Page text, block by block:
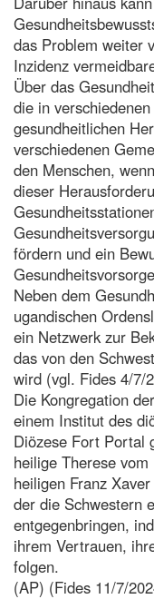
das Problem weiter
Inzidenz
Über das
die in
gesundheitlichen
verschiedenen
den Menschen,
dieser
fördern und ein
Neben dem
ugandischen
ein Netzwerk zur
das von den
wird (vgl. Fides 4/7/
Die Kongregation
einem Institut des
Diözese Fort Portal
heilige Therese
heiligen Franz
der die Schwestern
entgegenbringen,
ihrem Vertrauen,
folgen.
(AP) (Fides 11/7/